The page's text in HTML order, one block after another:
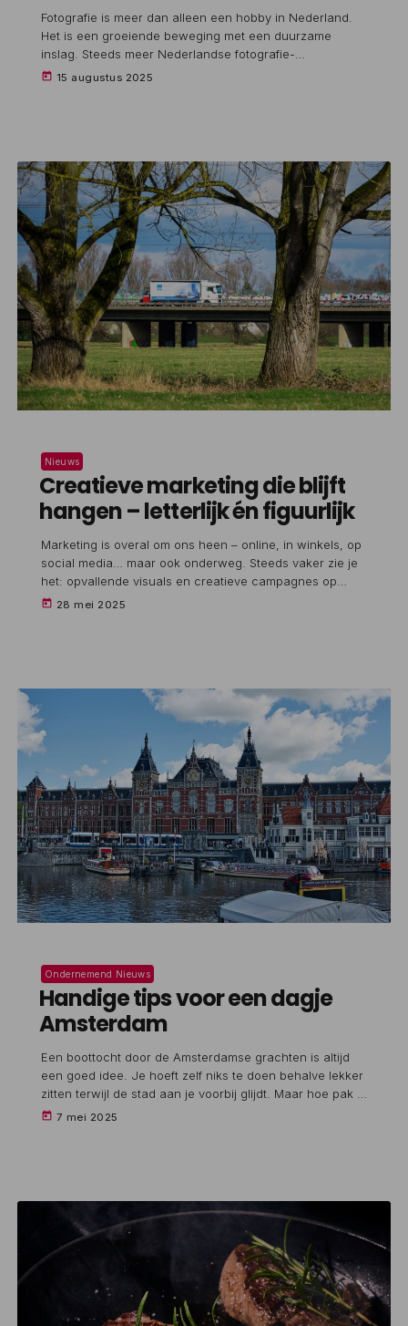
Fotografie is meer dan alleen een hobby in Nederland.
Het is een groeiende beweging met een duurzame
inslag. Steeds meer Nederlandse fotografie-
enthousiastelingen kiezen bewust voor tweedehands
ontwikkeling richting bewuster consumeren. De cijfers
spreken voor zich: jaarlijks krijgen honderdduizenden
gebruikte camera's en lenzen een tweede leven […]
today 15 augustus 2025
Nieuws
Creatieve marketing die blijft
hangen – letterlijk én figuurlijk
Marketing is overal om ons heen – online, in winkels, op
social media… maar ook onderweg. Steeds vaker zie je
het: opvallende visuals en creatieve campagnes op
vrachtwagens. Deze vorm van vrachtwagenreclame is
transportbedrijven, waardoor jouw merk […]
today 28 mei 2025
Ondernemend Nieuws
Handige tips voor een dagje
Amsterdam
Een boottocht door de Amsterdamse grachten is altijd
een goed idee. Je hoeft zelf niks te doen behalve lekker
zitten terwijl de stad aan je voorbij glijdt. Maar hoe pak je
dat nou slim aan? Ga je zelf varen of laat je je rondvaren
today 7 mei 2025